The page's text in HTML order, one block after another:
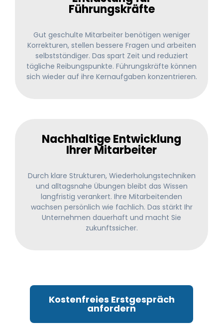
Führungskräfte
Gut geschulte Mitarbeiter benötigen weniger
Korrekturen, stellen bessere Fragen und arbeiten
selbstständiger. Das spart Zeit und reduziert
tägliche Reibungspunkte. Führungskräfte können
sich wieder auf ihre Kernaufgaben konzentrieren.
Nachhaltige Entwicklung
Ihrer Mitarbeiter
Durch klare Strukturen, Wiederholungstechniken
und alltagsnahe Übungen bleibt das Wissen
langfristig verankert. Ihre Mitarbeitenden
wachsen persönlich wie fachlich. Das stärkt Ihr
Unternehmen dauerhaft und macht Sie
zukunftssicher.
Kostenfreies Erstgespräch
anfordern